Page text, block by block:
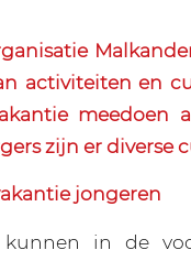
activiteiten en
meedoen
zijn er diverse
jongeren
kunnen in de